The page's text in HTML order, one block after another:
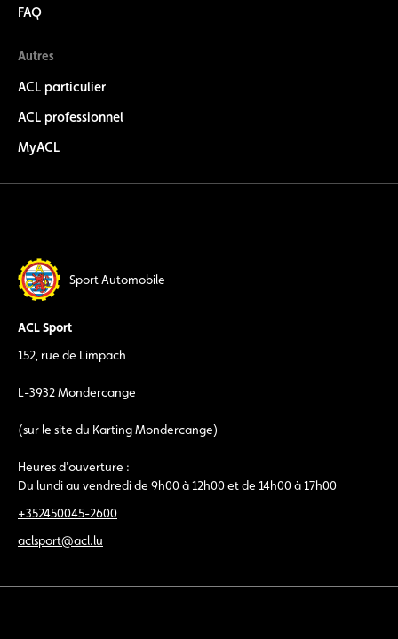
FAQ
Autres
ACL particulier
ACL professionnel
MyACL
Sport Automobile
ACL Sport
152, rue de Limpach
L-3932 Mondercange
(sur le site du Karting Mondercange)
Heures d'ouverture :
Du lundi au vendredi de 9h00 à 12h00 et de 14h00 à 17h00
+352450045-2600
aclsport@acl.lu